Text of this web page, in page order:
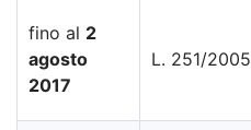
fino al 2
agosto
2017
L. 251/2005